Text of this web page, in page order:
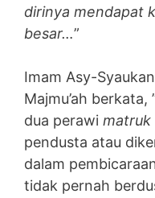
dirinya mendapat
besar…”
Imam Asy-
Majmu’ah berkata,
dua perawi matruk
pendusta atau
dalam
tidak pernah